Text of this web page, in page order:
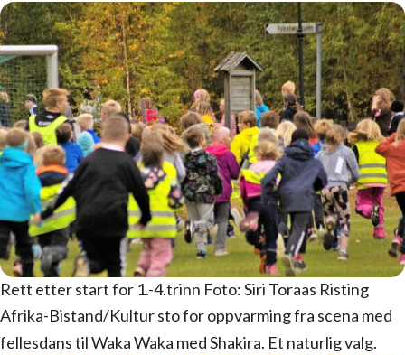
Rett etter start for 1.-4.trinn Foto: Siri Toraas Risting
Afrika-Bistand/Kultur sto for oppvarming fra scena med
fellesdans til Waka Waka med Shakira. Et naturlig valg.